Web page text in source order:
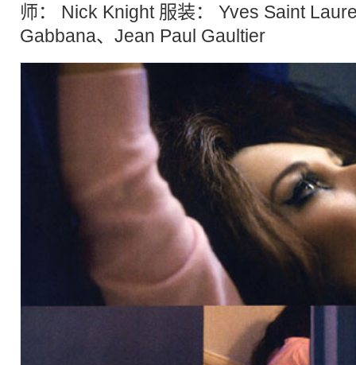
师： Nick Knight 服装： Yves Saint
Gabbana、Jean Paul Gaultier